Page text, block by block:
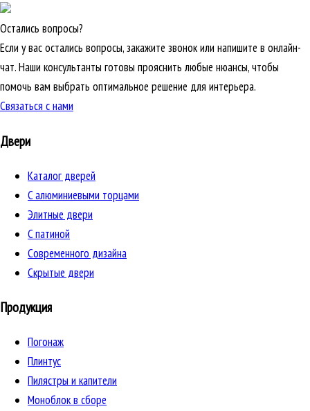
Остались вопросы?
Если у вас остались вопросы, закажите звонок или напишите в онлайн-
чат. Наши консультанты готовы прояснить любые нюансы, чтобы
помочь вам выбрать оптимальное решение для интерьера.
Связаться с нами
Двери
Каталог дверей
C алюминиевыми торцами
Элитные двери
C патиной
Cовременного дизайна
Скрытые двери
Продукция
Погонаж
Плинтус
Пилястры и капители
Моноблок в сборе